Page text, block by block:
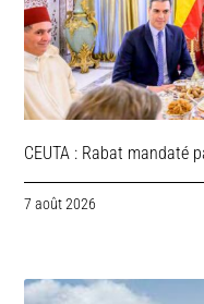
CEUTA : Rabat mandaté
7 août 2026